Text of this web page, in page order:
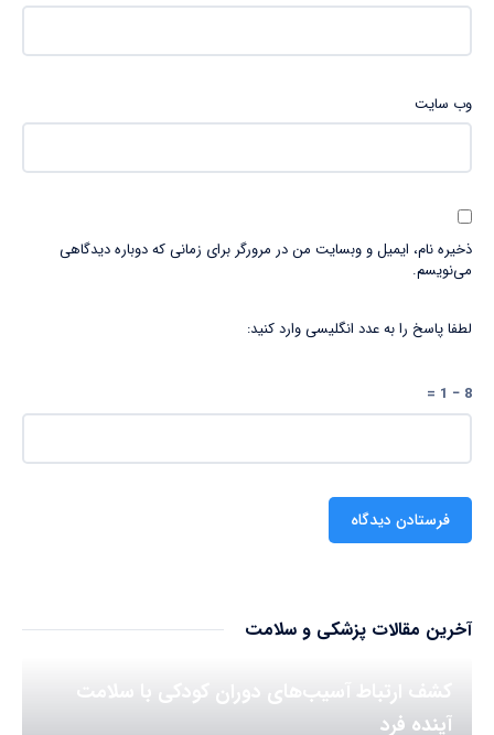
وب‌ سایت
ذخیره نام، ایمیل و وبسایت من در مرورگر برای زمانی که دوباره دیدگاهی
می‌نویسم.
لطفا پاسخ را به عدد انگلیسی وارد کنید:
8 − 1 =
آخرین مقالات پزشکی و سلامت
کشف ارتباط آسیب‌های دوران کودکی با سلامت
آینده فرد